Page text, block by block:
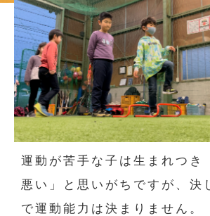
運動が苦手な子は生まれつき
悪い」と思いがちですが、決
で運動能力は決まりません。